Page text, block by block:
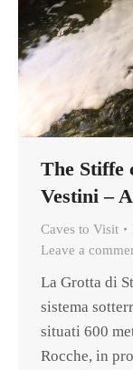
The Stiffe
Vestini –
Caves to Visit
Leave a
La Grotta di
sistema
situati 600
Rocche, in